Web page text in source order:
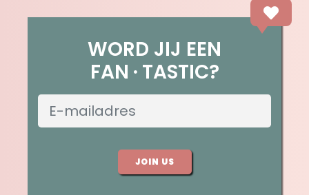
WORD JIJ EEN
FAN TASTIC?
JOIN US